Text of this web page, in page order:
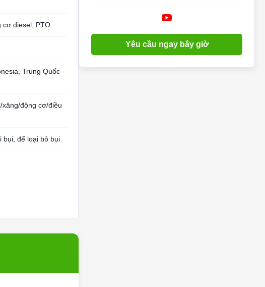
diesel, PTO
Trung Quốc
động cơ/điều
bụi, để loại bỏ bụi
Yêu cầu ngay bây giờ